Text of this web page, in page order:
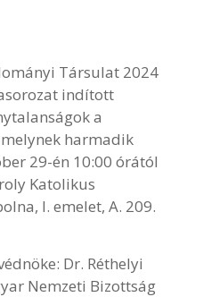
Társulat 2024
indított
a
harmadik
29-én 10:00 órától
Katolikus
I. emelet, A. 209.
Dr. Réthelyi
Nemzeti Bizottság